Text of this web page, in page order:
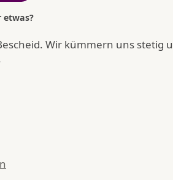
etwas?
Wir kümmern uns stetig